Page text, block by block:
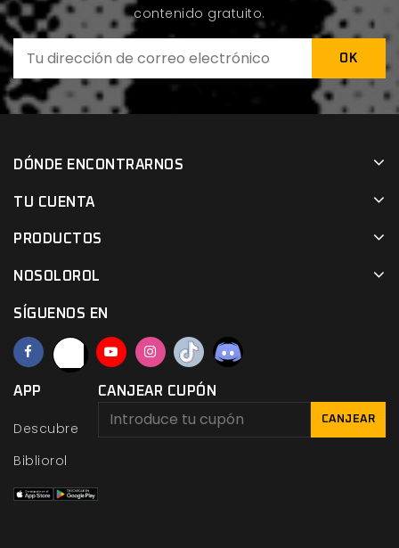
contenido gratuito.
DÓNDE ENCONTRARNOS
TU CUENTA
PRODUCTOS
NOSOLOROL
SÍGUENOS EN
APP
Descubre
Bibliorol
CANJEAR CUPÓN
CANJEAR